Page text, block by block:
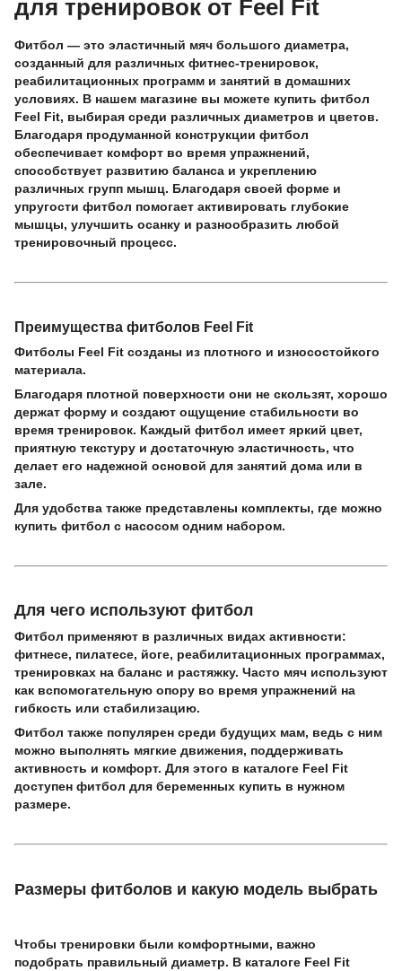
для тренировок от Feel Fit
Фитбол — это эластичный мяч большого диаметра,
созданный для различных фитнес-тренировок,
реабилитационных программ и занятий в домашних
условиях. В нашем магазине вы можете купить фитбол
Feel Fit, выбирая среди различных диаметров и цветов.
Благодаря продуманной конструкции фитбол
обеспечивает комфорт во время упражнений,
способствует развитию баланса и укреплению
различных групп мышц. Благодаря своей форме и
упругости фитбол помогает активировать глубокие
мышцы, улучшить осанку и разнообразить любой
тренировочный процесс.
Преимущества фитболов Feel Fit
Фитболы Feel Fit созданы из плотного и износостойкого
материала.
Благодаря плотной поверхности они не скользят, хорошо
держат форму и создают ощущение стабильности во
время тренировок. Каждый фитбол имеет яркий цвет,
приятную текстуру и достаточную эластичность, что
делает его надежной основой для занятий дома или в
зале.
Для удобства также представлены комплекты, где можно
купить фитбол с насосом одним набором.
Для чего используют фитбол
Фитбол применяют в различных видах активности:
фитнесе, пилатесе, йоге, реабилитационных программах,
тренировках на баланс и растяжку. Часто мяч используют
как вспомогательную опору во время упражнений на
гибкость или стабилизацию.
Фитбол также популярен среди будущих мам, ведь с ним
можно выполнять мягкие движения, поддерживать
активность и комфорт. Для этого в каталоге Feel Fit
доступен фитбол для беременных купить в нужном
размере.
Размеры фитболов и какую модель выбрать
Чтобы тренировки были комфортными, важно
подобрать правильный диаметр. В каталоге Feel Fit